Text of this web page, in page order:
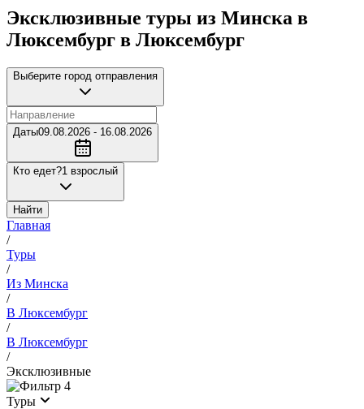
Эксклюзивные туры из Минска в
Люксембург в Люксембург
Выберите город отправления
Даты09.08.2026 - 16.08.2026
Кто едет?1 взрослый
Найти
Главная
/
Туры
/
Из Минска
/
В Люксембург
/
В Люксембург
/
Эксклюзивные
4
Туры